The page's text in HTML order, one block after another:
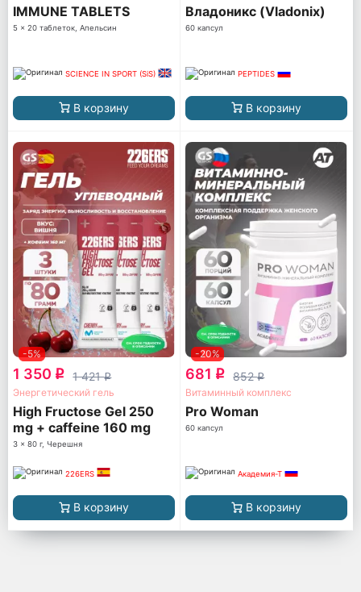
IMMUNE TABLETS
5 x 20 таблеток, Апельсин
SCIENCE IN SPORT (SiS)
В корзину
Владоникс (Vladonix)
60 капсул
PEPTIDES
В корзину
-5%
1 350 q 1 421q
Энергетический гель
High Fructose Gel 250
mg + caffeine 160 mg
3 x 80 г, Черешня
226ERS
В корзину
-20%
681 q 852q
Витаминный комплекс
Pro Woman
60 капсул
Академия-Т
В корзину